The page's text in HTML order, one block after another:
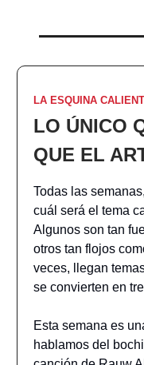
LA ESQUINA
LO ÚNICO
QUE EL
Todas las
cuál será el tema
Algunos son tan
otros tan flojos
veces, llegan
se convierten en
Esta semana es
hablamos del